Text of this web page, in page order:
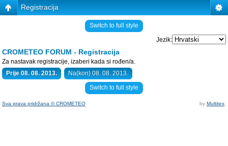
Registracija
Switch to full style
Jezik:
CROMETEO FORUM - Registracija
Za nastavak registracije, izaberi kada si rođen/a.
Prije 08. 08. 2013.
Na(kon) 08. 08. 2013.
Switch to full style
Sva prava pridržana © CROMETEO by Multitex